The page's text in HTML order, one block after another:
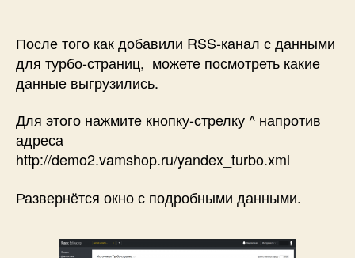
После того как добавили RSS-канал с данными
для турбо-страниц, можете посмотреть какие
данные выгрузились.
Для этого нажмите кнопку-стрелку ^ напротив
адреса
http://demo2.vamshop.ru/yandex_turbo.xml
Развернётся окно с подробными данными.